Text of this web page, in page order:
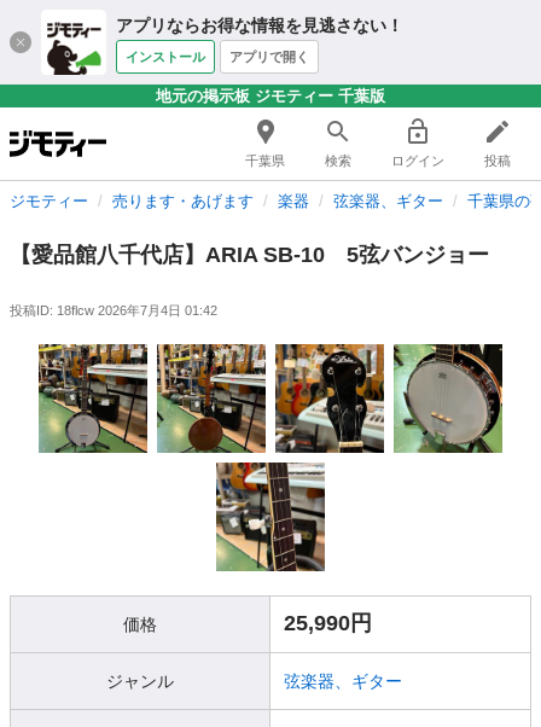
アプリならお得な情報を見逃さない！
インストール アプリで開く
地元の掲示板 ジモティー 千葉版
千葉県 検索 ログイン 投稿
ジモティー 売ります・あげます 楽器 弦楽器、ギター 千葉県の
【愛品館八千代店】ARIA SB-10 5弦バンジョー
投稿ID: 18flcw 2026年7月4日 01:42
価格 25,990円
ジャンル 弦楽器、ギター